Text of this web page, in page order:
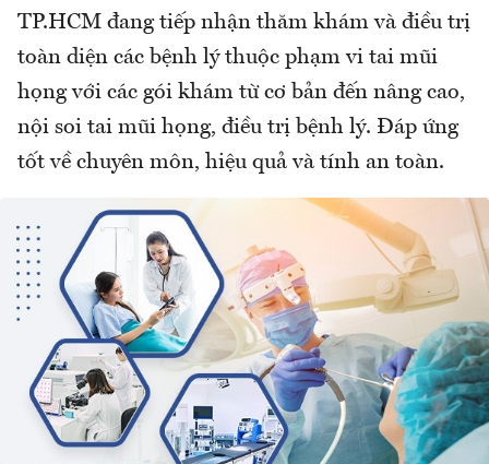
TP.HCM đang tiếp nhận thăm khám và điều trị
toàn diện các bệnh lý thuộc phạm vi tai mũi
họng với các gói khám từ cơ bản đến nâng cao,
nội soi tai mũi họng, điều trị bệnh lý. Đáp ứng
tốt về chuyên môn, hiệu quả và tính an toàn.